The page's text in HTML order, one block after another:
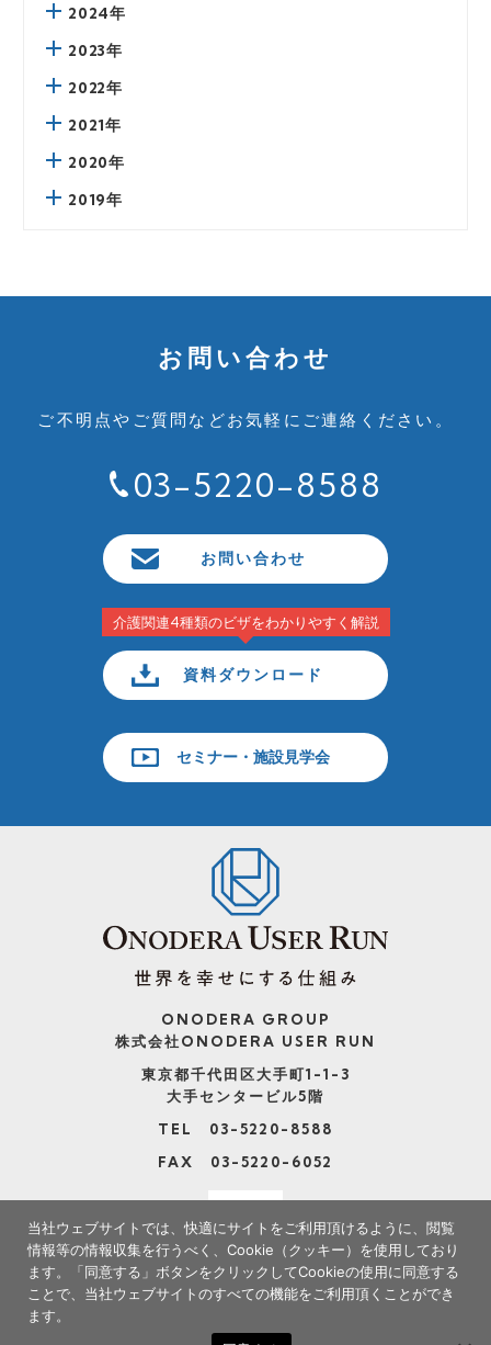
2024年
2023年
2022年
2021年
2020年
2019年
お問い合わせ
ご不明点やご質問などお気軽にご連絡ください。
03-5220-8588
お問い合わせ
介護関連4種類のビザをわかりやすく解説
資料ダウンロード
セミナー・施設見学会
ONODERA GROUP
株式会社ONODERA USER RUN
東京都千代田区大手町1-1-3
大手センタービル5階
TEL 03-5220-8588
FAX 03-5220-6052
当社ウェブサイトでは、快適にサイトをご利用頂けるように、閲覧
情報等の情報収集を行うべく、Cookie（クッキー）を使用しており
ます。
「同意する」ボタンをクリックしてCookieの使用に同意する
ことで、当社ウェブサイトのすべての機能をご利用頂くことができ
ます。